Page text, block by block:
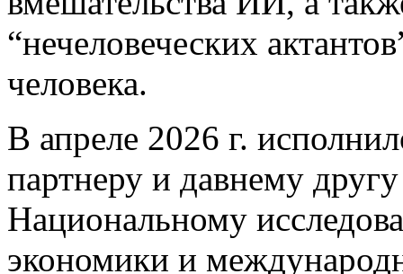
“нечеловеческих
человека.
В апреле 2026 г.
партнеру и давнему
Национальному
экономики и